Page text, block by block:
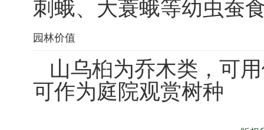
刺蛾、大蓑蛾等幼虫蚕
园林价值
山乌桕为乔木类，可
可作为庭院观赏树种